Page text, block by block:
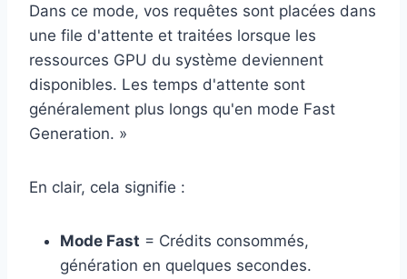
Dans ce mode, vos requêtes sont placées dans
une file d'attente et traitées lorsque les
ressources GPU du système deviennent
disponibles. Les temps d'attente sont
généralement plus longs qu'en mode Fast
Generation. »
En clair, cela signifie :
Mode Fast = Crédits consommés,
génération en quelques secondes.